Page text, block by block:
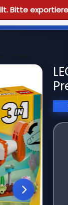
Bitte
Panda